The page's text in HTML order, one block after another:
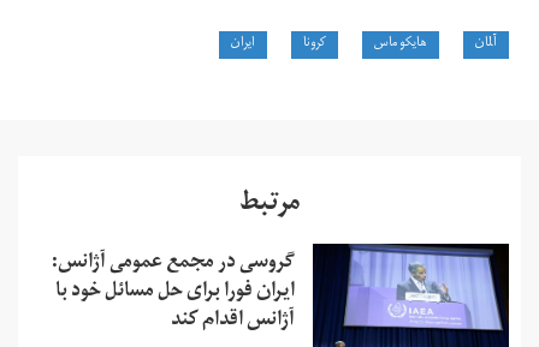
آلمان هایکو ماس کرونا ایران
مرتبط
گروسی در مجمع عمومی آژانس:
ایران فورا برای حل مسائل خود با
آژانس اقدام کند